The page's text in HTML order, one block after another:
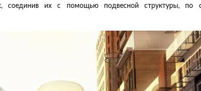
соединив их с помощью подвесной структуры, по